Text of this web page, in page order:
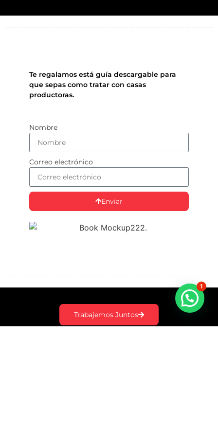
Te regalamos está guía descargable para
que sepas como tratar con casas
productoras.
Nombre
Correo electrónico
Enviar
Trabajemos Juntos
1